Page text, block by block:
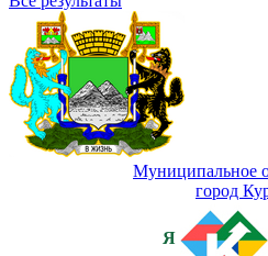
Муниципальное
город
Я